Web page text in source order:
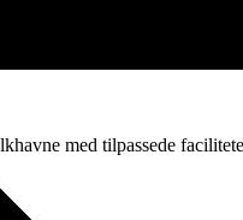
med tilpassede